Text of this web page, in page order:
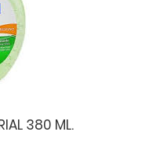
380 ML.